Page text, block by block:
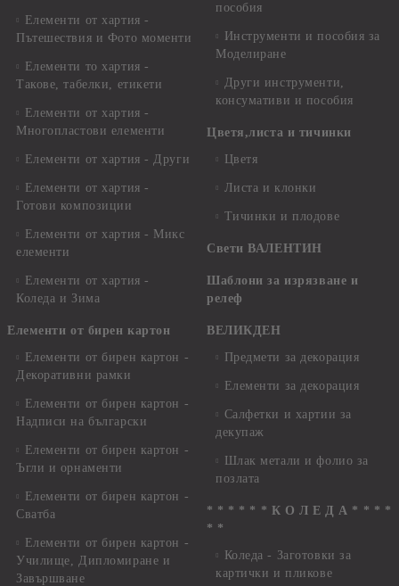
Елементи от хартия -
Пътешествия и Фото моменти
Елементи то хартия -
Такове, табелки, етикети
Елементи от хартия -
Многопластови елементи
Елементи от хартия - Други
Елементи от хартия -
Готови композиции
Елементи от хартия - Микс
елементи
Елементи от хартия -
Коледа и Зима
Елементи от бирен картон
Елементи от бирен картон -
Декоративни рамки
Елементи от бирен картон -
Надписи на български
Елементи от бирен картон -
Ъгли и орнаменти
Елементи от бирен картон -
Сватба
Елементи от бирен картон -
Училище, Дипломиране и
Завършване
пособия
Инструменти и пособия за
Моделиране
Други инструменти,
консумативи и пособия
Цветя,листа и тичинки
Цветя
Листа и клонки
Тичинки и плодове
Свети ВАЛЕНТИН
Шаблони за изрязване и
релеф
ВЕЛИКДЕН
Предмети за декорация
Елементи за декорация
Салфетки и хартии за
декупаж
Шлак метали и фолио за
позлата
* * * * * * К О Л Е Д А * * * *
* *
Коледа - Заготовки за
картички и пликове